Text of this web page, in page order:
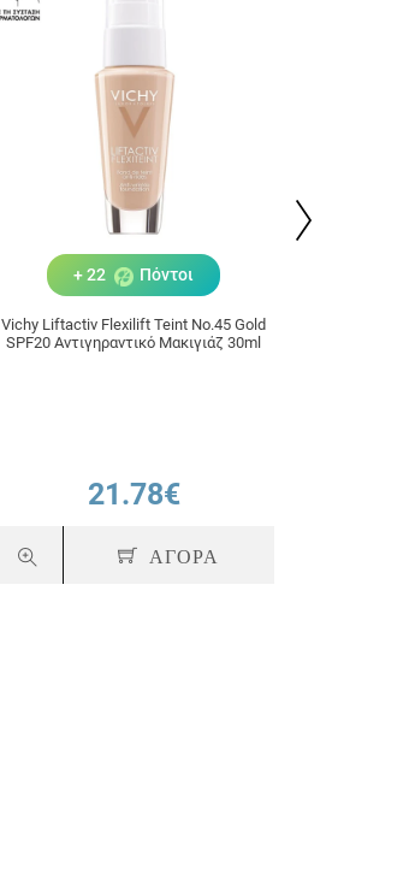
+ 22 Πόντοι
Vichy Liftactiv Flexilift Teint No.45 Gold
SPF20 Αντιγηραντικό Μακιγιάζ 30ml
21.78€
ΑΓΟΡΑ